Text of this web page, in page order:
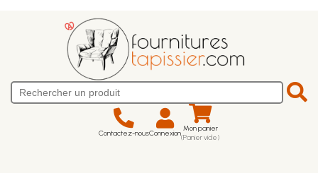
Contactez-nousConnexion Mon panier
(Panier vide)